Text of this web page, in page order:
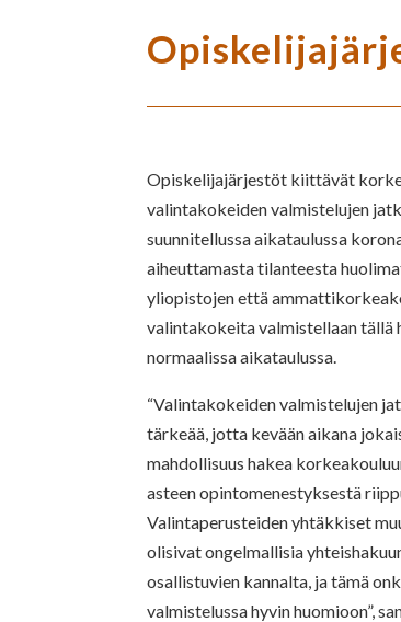
Opiskelijajärjestöt kiittävät
valintakokeiden valmistelujen
suunnitellussa aikataulussa
aiheuttamasta tilanteesta
yliopistojen että
valintakokeita valmistellaan tällä
normaalissa aikataulussa.
“Valintakokeiden valmistelujen
tärkeää, jotta kevään aikana
mahdollisuus hakea
asteen opintomenestyksestä
Valintaperusteiden yhtäkkiset
olisivat ongelmallisia
osallistuvien kannalta, ja tämä
valmistelussa hyvin huomioon”,